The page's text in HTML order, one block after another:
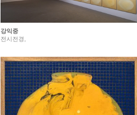
강익중
전시전경,